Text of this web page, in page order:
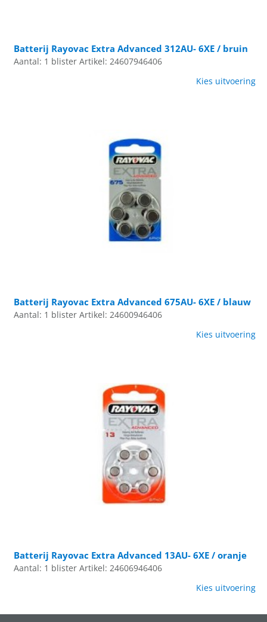
Batterij Rayovac Extra Advanced 312AU- 6XE / bruin
Aantal: 1 blister Artikel: 24607946406
Kies uitvoering
Batterij Rayovac Extra Advanced 675AU- 6XE / blauw
Aantal: 1 blister Artikel: 24600946406
Kies uitvoering
Batterij Rayovac Extra Advanced 13AU- 6XE / oranje
Aantal: 1 blister Artikel: 24606946406
Kies uitvoering